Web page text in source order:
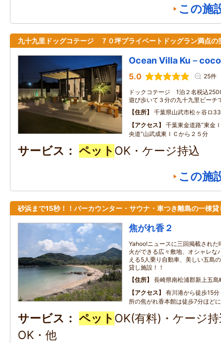
この施
九十九里ドッグコテージ ７０坪プライベートドッグラン満点の
Ocean Villa Ku－coco
5.0 25件
ドックコテージ 1泊２名税込
遊び歩いて３分の九十九里ビーチ
住所
千葉県山武市松ヶ谷ロ
アクセス
千葉東金道路”東金
央道”山武成東ＩＣから２５分
サービス ペット OK・ケージ持込
この施
砂浜まで15秒！！バーカウンター・サウナ・車つき離島の一棟貸
焦がれ香２
Yahoo!ニュースに三回掲載され
火ができる広々敷地、オシャレな
える5人乗り自動車、美しい五島
貸し施設！！
住所
長崎県南松浦郡新上五島
アクセス
有川港から徒歩15
所の焦がれ香本館は徒歩7分ほど
サービス ペット OK(有料)・ケージ
OK・他